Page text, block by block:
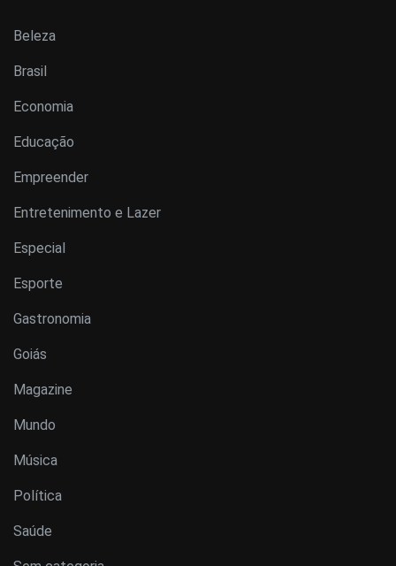
Beleza
Brasil
Economia
Educação
Empreender
Entretenimento e Lazer
Especial
Esporte
Gastronomia
Goiás
Magazine
Mundo
Música
Política
Saúde